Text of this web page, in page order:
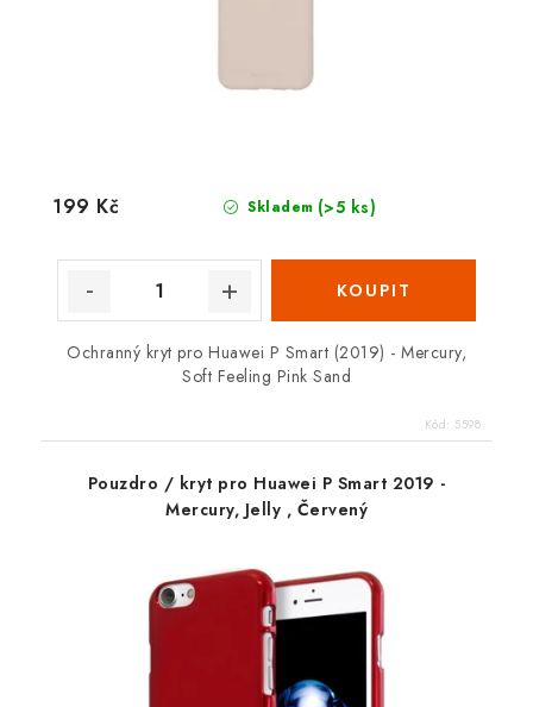
Skladem (>5 ks)
199 Kč
Ochranný kryt pro Huawei P Smart (2019) - Mercury,
Soft Feeling Pink Sand
Kód: 5598
Pouzdro / kryt pro Huawei P Smart 2019 -
Mercury, Jelly , Červený